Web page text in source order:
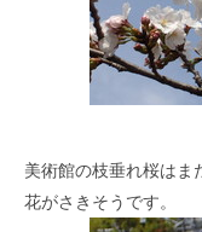
美術館の枝垂れ桜はま
花がさきそうです。